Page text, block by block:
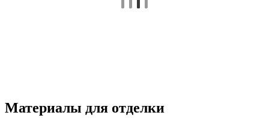
Материалы для отделки